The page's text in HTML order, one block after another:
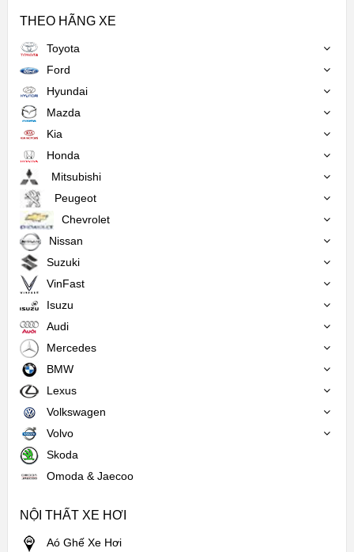
THEO HÃNG XE
Toyota
Ford
Hyundai
Mazda
Kia
Honda
Mitsubishi
Peugeot
Chevrolet
Nissan
Suzuki
VinFast
Isuzu
Audi
Mercedes
BMW
Lexus
Volkswagen
Volvo
Skoda
Omoda & Jaecoo
NỘI THẤT XE HƠI
Aó Ghế Xe Hơi